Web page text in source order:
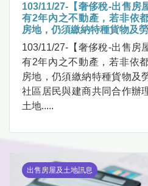
103/11/27-【奢侈稅-出售房
有2年內之不動產，若非依
房地，仍須繳納特種貨物及
103/11/27-【奢侈稅-出售房
有2年內之不動產，若非依
房地，仍須繳納特種貨物及
社區居民與建商共同合作辦
土地.....
出售房屋及土地訊息